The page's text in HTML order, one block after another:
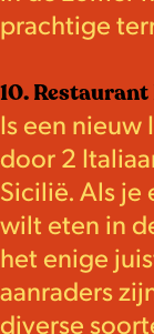
prachtige
10.
Is een nieuw
door 2
Sicilië. Als je
wilt eten in
het enige
aanraders
diverse